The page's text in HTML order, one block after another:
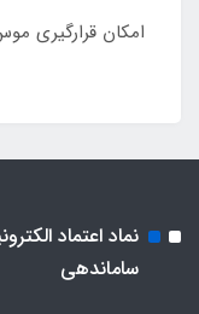
امکان قرارگیری
نماد اعتماد
ساماندهی